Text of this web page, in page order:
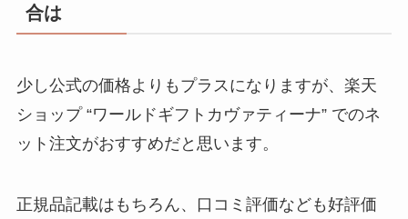
合は
少し公式の価格よりもプラスになりますが、楽天
ショップ “ワールドギフトカヴァティーナ” でのネ
ット注文がおすすめだと思います。
正規品記載はもちろん、口コミ評価なども好評価